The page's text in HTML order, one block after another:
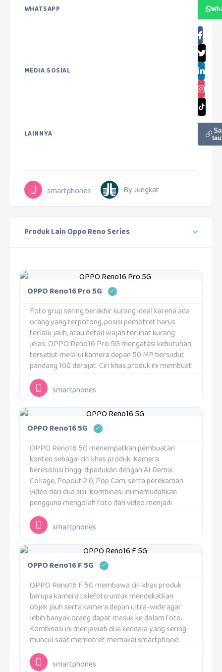
WHATSAPP
MEDIA SOSIAL
LAINNYA
smartphones By Jungkat
Produk Lain Oppo Reno Series
OPPO Reno16 Pro 5G
Foto grup sering berakhir kurang ideal karena ada
orang yang terpotong, posisi pemotret harus
terlalu jauh, atau detail wajah terlihat kurang
jelas. OPPO Reno16 Pro 5G mengatasi kebutuhan
tersebut melalui kamera depan 50 MP bersudut
pandang 100 derajat. Ciri khas produk ini membuat
lebih banyak orang dapat masuk ke dalam...
smartphones
OPPO Reno16 5G
OPPO Reno16 5G menempatkan pembuatan
konten sebagai ciri khas produk. Kamera
beresolusi tinggi dipadukan dengan AI Remix
Collage, Popout 2.0, Pop Cam, serta perekaman
video dari dua sisi. Kombinasi ini memudahkan
pengguna mengolah foto dan video menjadi
konten yang lebih ekspresif tanpa harus
memindahkannya ke aplikasi penyuntingan
terpisah. Daya tariknya...
smartphones
OPPO Reno16 F 5G
OPPO Reno16 F 5G membawa ciri khas produk
berupa kamera telefoto untuk mendekatkan
objek jauh serta kamera depan ultra-wide agar
lebih banyak orang dapat masuk ke dalam foto.
Kombinasi ini menjawab dua kendala yang sering
muncul saat memotret memakai smartphone:
posisi subjek terlalu jauh dan bidang pandang
kamera depan terlalu...
smartphones